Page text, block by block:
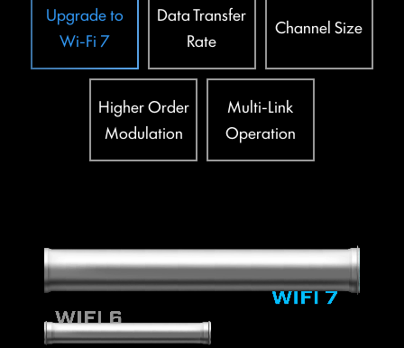
Upgrade to
Wi-Fi 7
Data Transfer
Rate
Channel Size
Higher Order
Modulation
Multi-Link
Operation
2.5x
Power Excursion